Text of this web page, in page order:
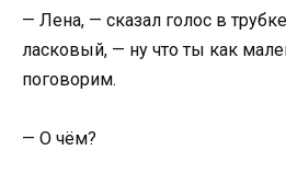
— Лена, — сказал голос в
ласковый, — ну что ты как
поговорим.
— О чём?